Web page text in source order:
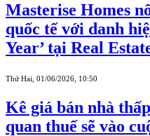
Masterise Homes
quốc tế với danh
Year’ tại Real
Thứ Hai, 01/06/2026, 10:50
Kê giá bán nhà
quan thuế sẽ vào